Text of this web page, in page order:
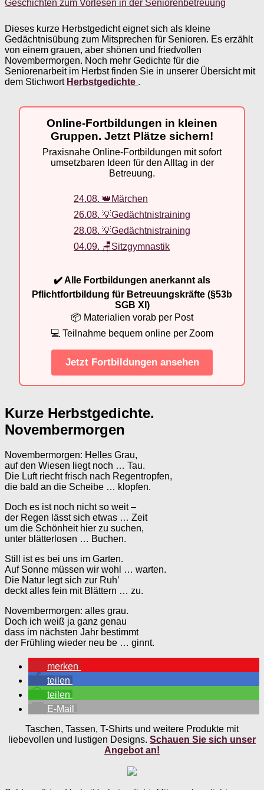
Geschichten zum Vorlesen in der Seniorenbetreuung
Dieses kurze Herbstgedicht eignet sich als kleine
Gedächtnisübung zum Mitsprechen für Senioren. Es erzählt
von einem grauen, aber shönen und friedvollen
Novembermorgen. Noch mehr Gedichte für die
Seniorenarbeit im Herbst finden Sie in unserer Übersicht mit
dem Stichwort Herbstgedichte .
Online-Fortbildungen in kleinen
Gruppen. Jetzt Plätze sichern!
Praxisnahe Online-Fortbildungen mit sofort
umsetzbaren Ideen für den Alltag in der
Betreuung.
24.08. 👑Märchen
26.08. 💡Gedächtnistraining
28.08. 💡Gedächtnistraining
04.09. 🪑Sitzgymnastik
✔️ Alle Fortbildungen anerkannt als
Pflichtfortbildung für Betreuungskräfte (§53b
SGB XI)
📦 Materialien vorab per Post
💻 Teilnahme bequem online per Zoom
Jetzt Fortbildungen ansehen
Kurze Herbstgedichte.
Novembermorgen
Novembermorgen: Helles Grau,
auf den Wiesen liegt noch … Tau.
Die Luft riecht frisch nach Regentropfen,
die bald an die Scheibe … klopfen.
Doch es ist noch nicht so weit –
der Regen lässt sich etwas … Zeit
um die Schönheit hier zu suchen,
unter blätterlosen … Buchen.
Still ist es bei uns im Garten.
Auf Sonne müssen wir wohl … warten.
Die Natur legt sich zur Ruh’
deckt alles fein mit Blättern … zu.
Novembermorgen: alles grau.
Doch ich weiß ja ganz genau
dass im nächsten Jahr bestimmt
der Frühling wieder neu be … ginnt.
merken
teilen
teilen
E-Mail
Taschen, Tassen, T-Shirts und weitere Produkte mit
liebevollen und lustigen Designs. Schauen Sie sich unser
Angebot an!